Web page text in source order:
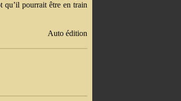
qu’il pourrait être en train
Auto édition